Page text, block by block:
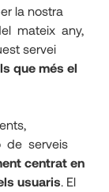
la nostra
mateix  any,
servei
que més el
de  serveis
centrat en
usuaris. El